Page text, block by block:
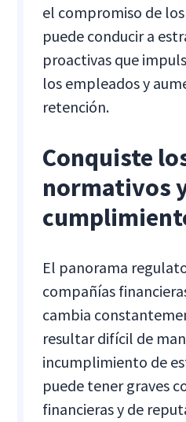
el compromiso de
puede conducir a
proactivas que
los empleados y
retención.
Conquiste
normativos
El panorama
compañías
cambia
resultar difícil de
incumplimiento de
puede tener graves
financieras y de